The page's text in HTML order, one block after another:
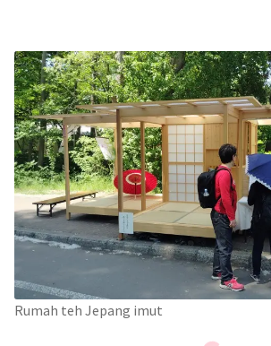
Rumah teh Jepang imut